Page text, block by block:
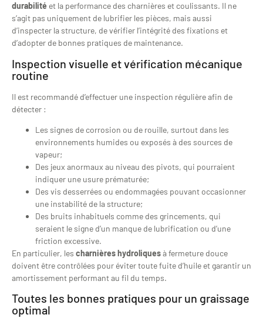
durabilité et la performance des charnières et coulissants. Il ne
s’agit pas uniquement de lubrifier les pièces, mais aussi
d’inspecter la structure, de vérifier l’intégrité des fixations et
d’adopter de bonnes pratiques de maintenance.
Inspection visuelle et vérification mécanique
routine
Il est recommandé d’effectuer une inspection régulière afin de
détecter :
Les signes de corrosion ou de rouille, surtout dans les
environnements humides ou exposés à des sources de
vapeur;
Des jeux anormaux au niveau des pivots, qui pourraient
indiquer une usure prématurée;
Des vis desserrées ou endommagées pouvant occasionner
une instabilité de la structure;
Des bruits inhabituels comme des grincements, qui
seraient le signe d’un manque de lubrification ou d’une
friction excessive.
En particulier, les charnières hydroliquesà fermeture douce
doivent être contrôlées pour éviter toute fuite d’huile et garantir un
amortissement performant au fil du temps.
Toutes les bonnes pratiques pour un graissage
optimal